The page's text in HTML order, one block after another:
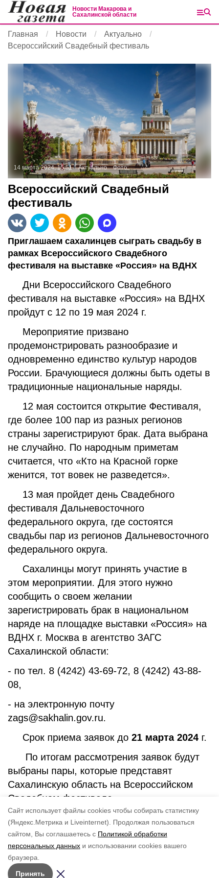
Cайт использует файлы cookies чтобы собирать статистику
(Яндекс.Метрика и Liveinternet).
Продолжая пользоваться
сайтом, Вы соглашаетесь с Политикой обработки
персональных данных и использовании cookies вашего
браузера.
Принять
Новости Макарова и
Сахалинской области
Главная Новости
Актуально
Всероссийский Свадебный фестиваль
14 марта 2024, 15:51 Актуально Фото:
Всероссийский Свадебный
фестиваль
Приглашаем сахалинцев сыграть свадьбу в
рамках Всероссийского Свадебного
фестиваля на выставке «Россия» на ВДНХ
Дни Всероссийского Свадебного
фестиваля на выставке «Россия» на ВДНХ
пройдут с 12 по 19 мая 2024 г.
Мероприятие призвано
продемонстрировать разнообразие и
одновременно единство культур народов
России. Брачующиеся должны быть одеты в
традиционные национальные наряды.
12 мая состоится открытие Фестиваля,
где более 100 пар из разных регионов
страны зарегистрируют брак. Дата выбрана
не случайно. По народным приметам
считается, что «Кто на Красной горке
женится, тот вовек не разведется».
13 мая пройдет день Свадебного
фестиваля Дальневосточного
федерального округа, где состоятся
свадьбы пар из регионов Дальневосточного
федерального округа.
Сахалинцы могут принять участие в
этом мероприятии. Для этого нужно
сообщить о своем желании
зарегистрировать брак в национальном
наряде на площадке выставки «Россия» на
ВДНХ г. Москва в агентство ЗАГС
Сахалинской области:
- по тел. 8 (4242) 43-69-72, 8 (4242) 43-88-
08,
- на электронную почту
zags@sakhalin.gov.ru.
Срок приема заявок до 21 марта 2024 г.
По итогам рассмотрения заявок будут
выбраны пары, которые представят
Сахалинскую область на Всероссийском
Свадебном фестивале.
-
по оценке
5